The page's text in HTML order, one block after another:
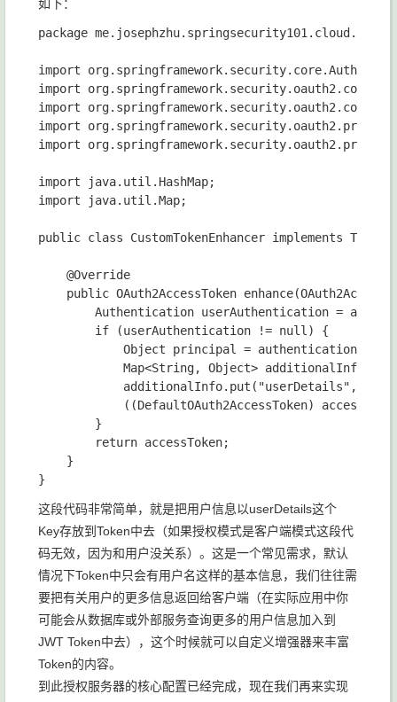
如下：
package
import
import
import
import
import
import java.util.HashMap;
import java.util.Map;
public class CustomTokenEnhancer implements
    @Override
public OAuth2AccessToken
Authentication userAuthentication =
        if (userAuthentication != null) {
Object principal =
Map<String, Object> additionalInfo =
additionalInfo.put("userDetails",
((DefaultOAuth2AccessToken)
        }
        return accessToken;
    }
这段代码非常简单，就是把用户信息以userDetails这个
Key存放到Token中去（如果授权模式是客户端模式这段代
码无效，因为和用户没关系）。这是一个常见需求，默认
情况下Token中只会有用户名这样的基本信息，我们往往需
要把有关用户的更多信息返回给客户端（在实际应用中你
可能会从数据库或外部服务查询更多的用户信息加入到
JWT Token中去），这个时候就可以自定义增强器来丰富
Token的内容。
到此授权服务器的核心配置已经完成，现在我们再来实现